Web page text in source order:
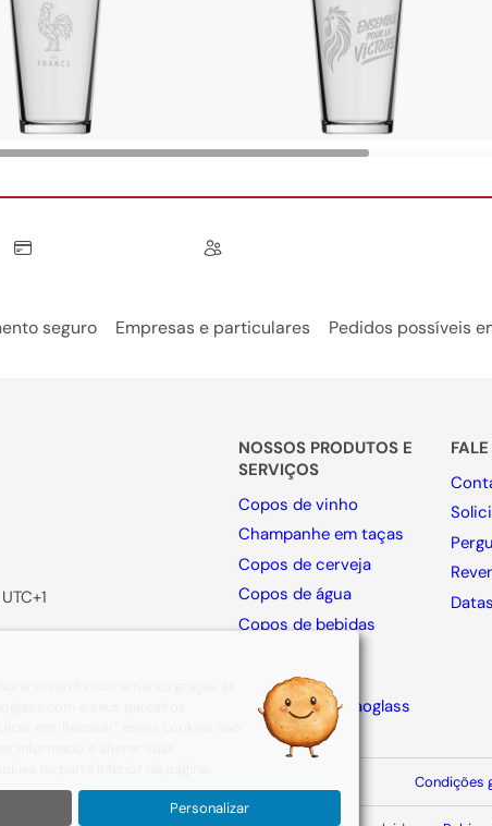
Personalizar
seguro Empresas e particulares Pedidos possíveis
NOSSOS PRODUTOS E
SERVIÇOS
Copos de vinho
Champanhe em taças
Copos de cerveja
Copos de água
Copos de bebidas
Jarras
Collection By Naoglass
Condições